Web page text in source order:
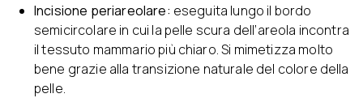
Incisione periareolare: eseguita lungo il bordo
semicircolare in cui la pelle scura dell’areola incontra
il tessuto mammario più chiaro. Si mimetizza molto
bene grazie alla transizione naturale del colore della
pelle.